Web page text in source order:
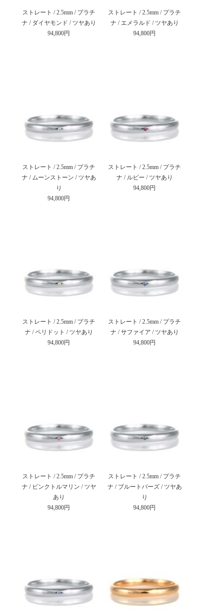
ストレート / 2.5mm / プラチ
ナ / ダイヤモンド / ツヤあり
94,800円
ストレート / 2.5mm / プラチ
ナ / エメラルド / ツヤあり
94,800円
ストレート / 2.5mm / プラチ
ナ / ムーンストーン / ツヤあ
り
94,800円
ストレート / 2.5mm / プラチ
ナ / ルビー / ツヤあり
94,800円
ストレート / 2.5mm / プラチ
ナ / ペリドット / ツヤあり
94,800円
ストレート / 2.5mm / プラチ
ナ / サファイア / ツヤあり
94,800円
ストレート / 2.5mm / プラチ
ナ / ピンクトルマリン / ツヤ
あり
94,800円
ストレート / 2.5mm / プラチ
ナ / ブルートパーズ / ツヤあ
り
94,800円